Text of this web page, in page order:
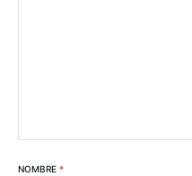
NOMBRE *